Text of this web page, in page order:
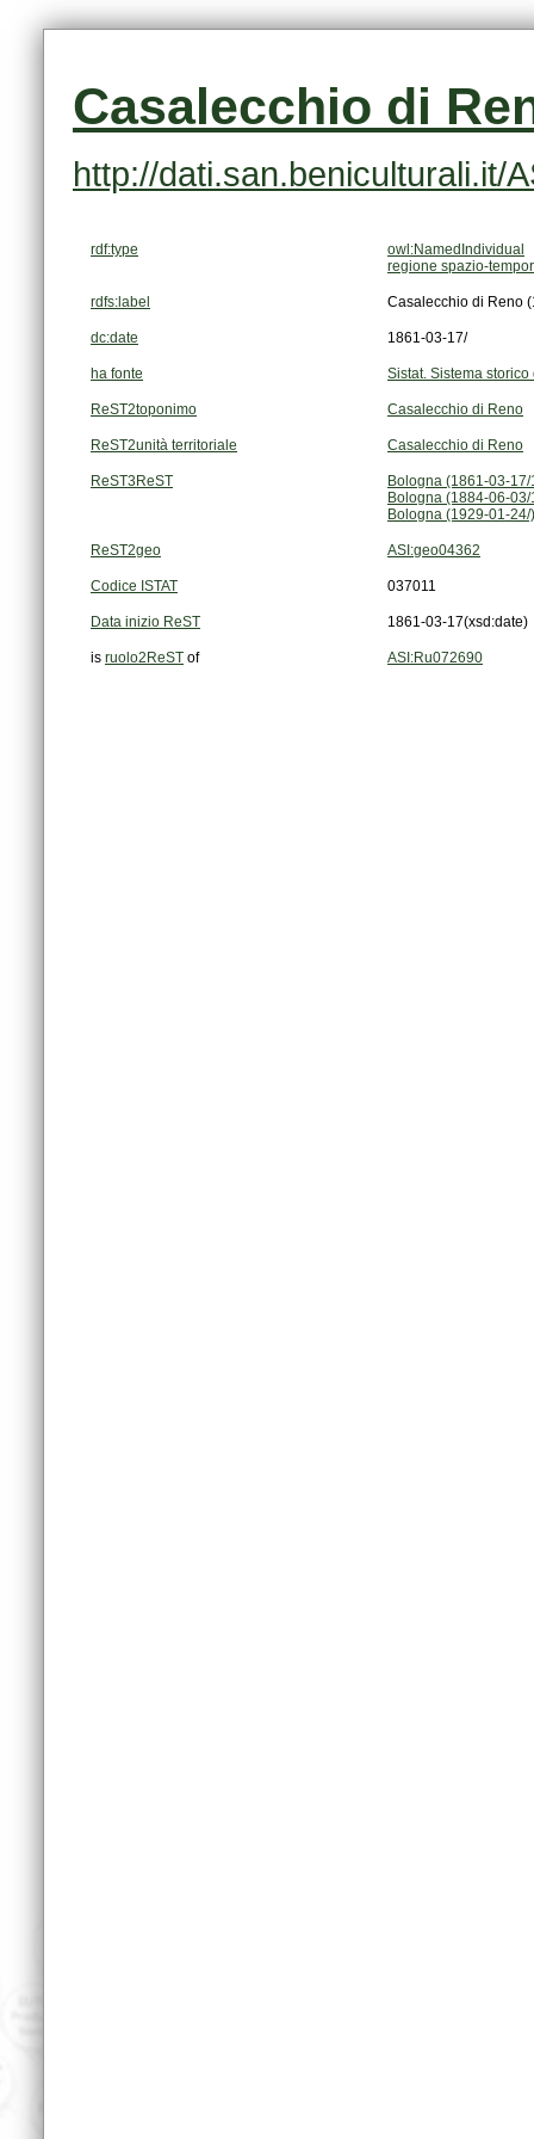
Casalecchio di
http://dati.san.beniculturali.it/
rdf:type
owl:NamedIndividual
regione spazio-
rdfs:label Casalecchio di Reno
dc:date 1861-03-17/
ha fonte Sistat. Sistema
ReST2toponimo Casalecchio di Reno
ReST2unità territoriale Casalecchio di Reno
ReST3ReST
Bologna (1861-03-
Bologna (1884-06-
Bologna (1929-01-24/)
ReST2geo ASI:geo04362
Codice ISTAT 037011
Data inizio ReST 1861-03-17(xsd:date)
is ruolo2ReST of ASI:Ru072690